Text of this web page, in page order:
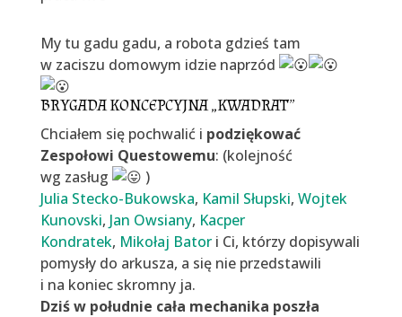
My tu gadu gadu, a robota gdzieś tam
w zaciszu domowym idzie naprzód
BRYGADA KONCEPCYJNA „KWADRAT”
Chciałem się pochwalić i podziękować
Zespołowi Questowemu: (kolejność
wg zasług
)
Julia Stecko-Bukowska, Kamil Słupski, Wojtek
Kunovski, Jan Owsiany, Kacper
Kondratek, Mikołaj Batori Ci, którzy dopisywali
pomysły do arkusza, a się nie przedstawili
i na koniec skromny ja.
Dziś w południe cała mechanika poszła